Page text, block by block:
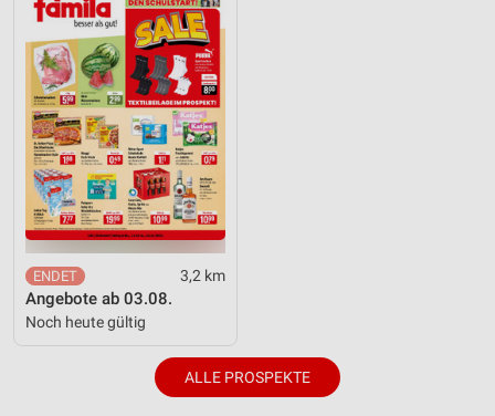
3,2 km
Angebote ab 03.08.
Noch heute gültig
ALLE PROSPEKTE